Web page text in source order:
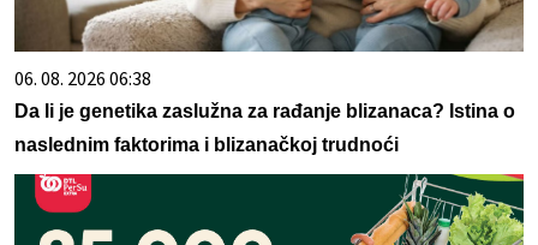
06. 08. 2026 06:38
Da li je genetika zaslužna za rađanje blizanaca? Istina o
naslednim faktorima i blizanačkoj trudnoći